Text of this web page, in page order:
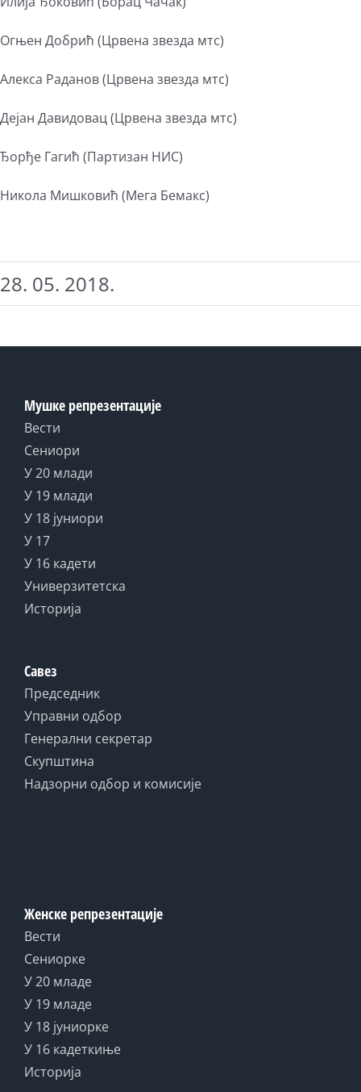
Огњен Добрић (Црвена звезда мтс)
Алекса Раданов (Црвена звезда мтс)
Дејан Давидовац (Црвена звезда мтс)
Ђорђе Гагић (Партизан НИС)
Никола Мишковић (Мега Бемакс)
28. 05. 2018.
Мушке репрезентације
Вести
Сениори
У 20 млади
У 19 млади
У 18 јуниори
У 17
У 16 кадети
Универзитетска
Историја
Савез
Председник
Управни одбор
Генерални секретар
Скупштина
Надзорни одбор и комисије
Женске репрезентације
Вести
Сениорке
У 20 младе
У 19 младе
У 18 јуниорке
У 16 кадеткиње
Историја